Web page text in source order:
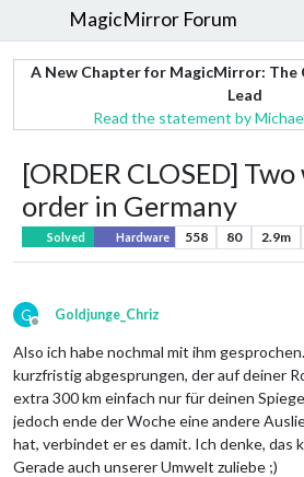
MagicMirror Forum
A New Chapter for MagicMirror: The
Lead
Read the statement by
[ORDER CLOSED]
order in Germany
Solved Hardware 558 80 2.9m
G
Offline
Goldjunge_Chriz
Also ich habe nochmal mit ihm
kurzfristig abgesprungen, der auf deiner
extra 300 km einfach nur für deinen
jedoch ende der Woche eine andere
hat, verbindet er es damit. Ich denke, das
Gerade auch unserer Umwelt zuliebe ;)